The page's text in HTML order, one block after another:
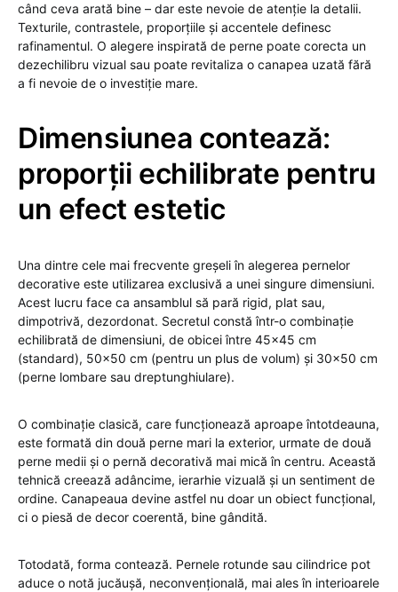
când ceva arată bine – dar este nevoie de atenție la detalii.
Texturile, contrastele, proporțiile și accentele definesc
rafinamentul. O alegere inspirată de perne poate corecta un
dezechilibru vizual sau poate revitaliza o canapea uzată fără
a fi nevoie de o investiție mare.
Dimensiunea contează:
proporții echilibrate pentru
un efect estetic
Una dintre cele mai frecvente greșeli în alegerea pernelor
decorative este utilizarea exclusivă a unei singure dimensiuni.
Acest lucru face ca ansamblul să pară rigid, plat sau,
dimpotrivă, dezordonat. Secretul constă într-o combinație
echilibrată de dimensiuni, de obicei între 45×45 cm
(standard), 50×50 cm (pentru un plus de volum) și 30×50 cm
(perne lombare sau dreptunghiulare).
O combinație clasică, care funcționează aproape întotdeauna,
este formată din două perne mari la exterior, urmate de două
perne medii și o pernă decorativă mai mică în centru. Această
tehnică creează adâncime, ierarhie vizuală și un sentiment de
ordine. Canapeaua devine astfel nu doar un obiect funcțional,
ci o piesă de decor coerentă, bine gândită.
Totodată, forma contează. Pernele rotunde sau cilindrice pot
aduce o notă jucăușă, neconvențională, mai ales în interioarele